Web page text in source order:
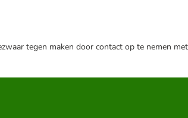
tegen maken door contact op te nemen met